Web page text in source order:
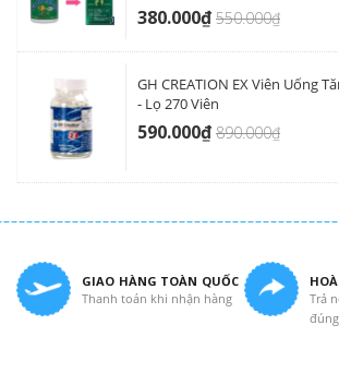
380.000₫ 550.000₫
GH CREATION EX Viên Uống
- Lọ 270 Viên
590.000₫ 890.000₫
GIAO HÀNG TOÀN QUỐC
Thanh toán khi nhận hàng
Trả